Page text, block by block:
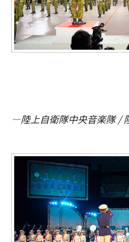
―陸上自衛隊中央音楽隊 /